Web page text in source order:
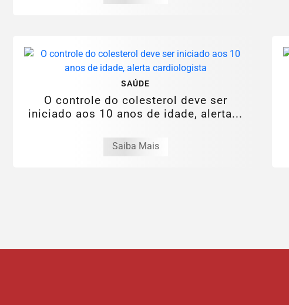
SAÚDE
O controle do colesterol deve ser
iniciado aos 10 anos de idade, alerta...
Saiba Mais